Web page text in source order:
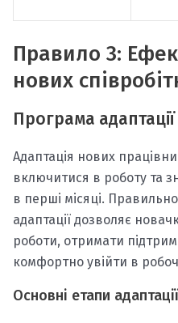
Правило 3:
нових
Програма
Адаптація нових
включитися в роботу та
в перші місяці.
адаптації дозволяє
роботи, отримати
комфортно увійти в
Основні етапи адаптації